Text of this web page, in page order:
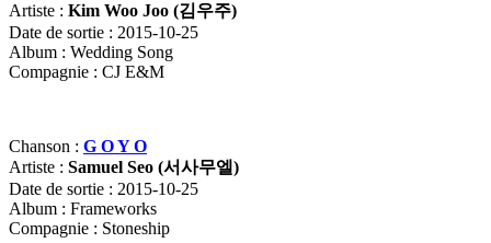
Artiste : Kim Woo Joo (김우주)
Date de sortie : 2015-10-25
Album : Wedding Song
Compagnie : CJ E&M
Chanson : G O Y O
Artiste : Samuel Seo (서사무엘)
Date de sortie : 2015-10-25
Album : Frameworks
Compagnie : Stoneship